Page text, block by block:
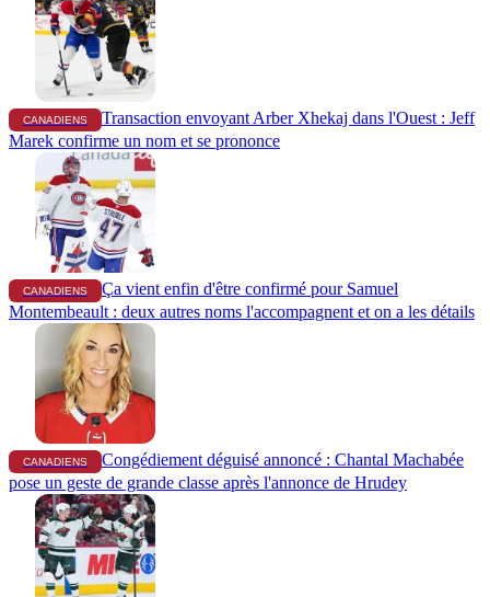
CANADIENS
Transaction envoyant Arber Xhekaj dans l'Ouest : Jeff
Marek confirme un nom et se prononce
CANADIENS
Ça vient enfin d'être confirmé pour Samuel
Montembeault : deux autres noms l'accompagnent et on a les détails
CANADIENS
Congédiement déguisé annoncé : Chantal Machabée
pose un geste de grande classe après l'annonce de Hrudey